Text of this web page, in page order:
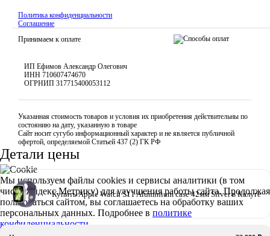
Детали цены
Купить Apple Watch S11 Aluminium case 42мм Silver в Калуге
Политика конфиденциальности
Соглашение
Принимаем к оплате
ИП Ефимов Александр Олегович
ИНН710607474670
ОГРНИП317715400053112
Указанная стоимость товаров и условия их приобретения действительны по
состоянию на дату, указанную в товаре
Сайт носит сугубо информационный характер и не является публичной
офертой, определяемой Статьей 437 (2) ГК РФ
Мы используем файлы cookies и сервисы аналитики (в том
числе Яндекс.Метрику) для улучшения работы сайта. Продолжая
пользоваться сайтом, вы соглашаетесь на обработку ваших
персональных данных. Подробнее в политике
конфиденциальности